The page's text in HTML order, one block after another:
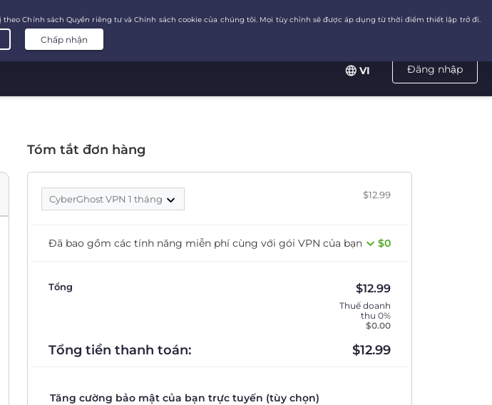
Đăng nhập
VI
Tóm tắt đơn hàng
CyberGhost VPN 1 tháng $12.99
Đã bao gồm các tính năng miễn phí cùng với gói VPN của bạn $0
Tổng $12.99
Thuế doanh
thu 0%
$0.00
Tổng tiền thanh toán: $12.99
Tăng cường bảo mật của bạn trực tuyến (tùy chọn)